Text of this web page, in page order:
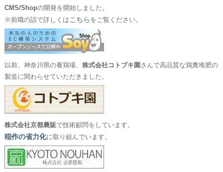
CMS/Shopの開発を開始しました。
※前職の話で詳しくはこちら をご覧ください。
以前、神奈川県の養鶏場、 株式会社コトブキ園 さんで高品質な鶏糞堆肥の
製造に関わらせていただきました。
株式会社京都農販で技術顧問をしています。
稲作の省力化に取り組んでいます。